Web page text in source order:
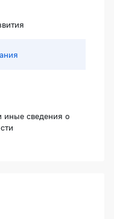
иные сведения о